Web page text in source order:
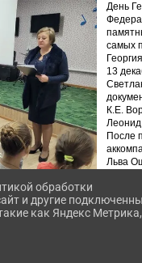
День
самых
13
К.Е.
После
Льва
Наш
обработки
и другие
как Яндекс Метрика,